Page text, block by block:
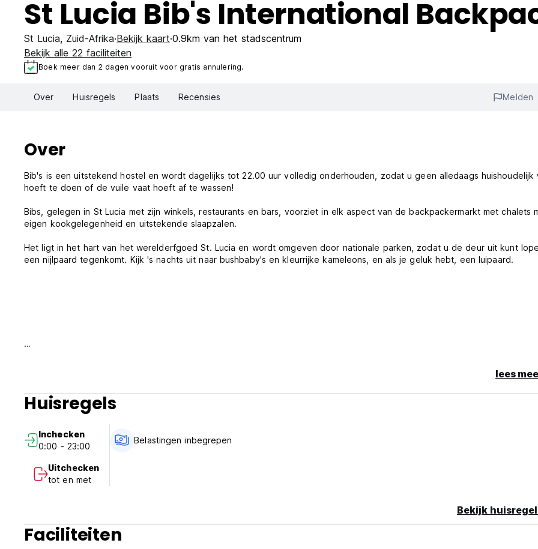
St Lucia Bib's International
St Lucia, Zuid-Afrika Bekijk kaart 0.9km van het stadscentrum
Bekijk alle 22 faciliteiten
Boek meer dan 2 dagen vooruit voor gratis annulering.
Over Huisregels Plaats Recensies Melden
Over
Bib's is een uitstekend hostel en wordt dagelijks tot 22.00 uur volledig onderhouden, zodat u geen alledaags huishoudelijk
hoeft te doen of de vuile vaat hoeft af te wassen!
Bibs, gelegen in St Lucia met zijn winkels, restaurants en bars, voorziet in elk aspect van de backpackermarkt met chalets
eigen kookgelegenheid en uitstekende slaapzalen.
Het ligt in het hart van het werelderfgoed St. Lucia en wordt omgeven door nationale parken, zodat u de deur uit kunt
een nijlpaard tegenkomt. Kijk 's nachts uit naar bushbaby's en kleurrijke kameleons, en als je geluk hebt, een luipaard.
lees
Huisregels
Inchecken
0:00 - 23:00
Uitchecken
tot en met
Belastingen inbegrepen
Bekijk
Faciliteiten